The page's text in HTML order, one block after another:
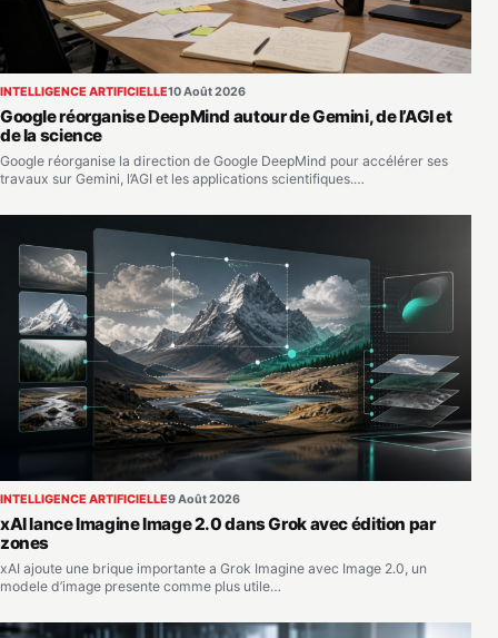
INTELLIGENCE ARTIFICIELLE10 Août 2026
Google réorganise DeepMind autour de Gemini, de l’AGI et
de la science
Google réorganise la direction de Google DeepMind pour accélérer ses
travaux sur Gemini, l’AGI et les applications scientifiques.…
INTELLIGENCE ARTIFICIELLE9 Août 2026
xAI lance Imagine Image 2.0 dans Grok avec édition par
zones
xAI ajoute une brique importante a Grok Imagine avec Image 2.0, un
modele d’image presente comme plus utile…